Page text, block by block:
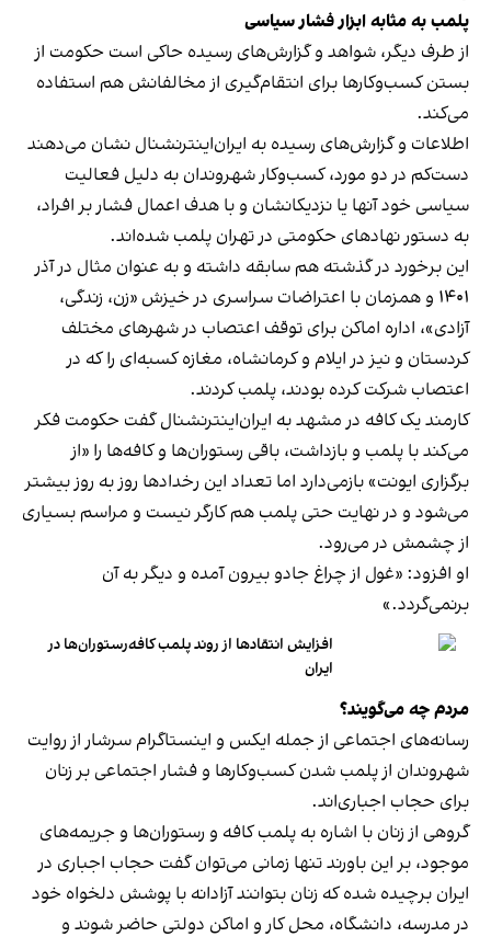
پلمب به مثابه ابزار فشار سیاسی
از طرف دیگر، شواهد و گزارش‌های رسیده حاکی است حکومت از
بستن کسب‌وکارها برای انتقام‌گیری از مخالفانش هم استفاده
می‌کند.
اطلاعات و گزارش‌های رسیده به ایران‌اینترنشنال نشان می‌دهند
دست‌کم در دو مورد، کسب‌وکار شهروندان به دلیل فعالیت
سیاسی خود آنها یا نزدیکانشان و با هدف اعمال فشار بر افراد،
به دستور نهادهای حکومتی در تهران پلمب شده‌اند.
این برخورد در گذشته هم سابقه داشته و به عنوان مثال در آذر
۱۴۰۱ و همزمان با اعتراضات سراسری در خیزش «زن، زندگی،
آزادی»، اداره اماکن برای توقف اعتصاب در شهرهای مختلف
کردستان و نیز در ایلام و کرمانشاه، مغازه کسبه‌ای را که در
اعتصاب شرکت کرده بودند، پلمب کردند.
کارمند یک کافه در مشهد به ایران‌اینترنشنال گفت حکومت فکر
می‌کند با پلمب و بازداشت، باقی رستوران‌ها و کافه‌ها را «از
برگزاری ایونت» بازمی‌دارد اما تعداد این رخدادها روز به روز بیشتر
می‌شود و در نهایت حتی پلمب هم کارگر نیست و مراسم بسیاری
از چشمش در می‌رود.
او افزود: «غول از چراغ جادو بیرون آمده و دیگر به آن
برنمی‎‌گردد.»
افزایش انتقادها از روند پلمب کافه‌رستوران‌ها در
ایران
مردم چه می‌گویند؟
رسانه‎‌های اجتماعی از جمله ایکس و اینستاگرام سرشار از روایت
شهروندان از پلمب شدن کسب‌وکارها و فشار اجتماعی بر زنان
برای حجاب اجباری‌اند.
گروهی از زنان با اشاره به پلمب کافه و رستوران‌ها و جریمه‌های
موجود، بر این باورند تنها زمانی می‌توان گفت حجاب اجباری در
ایران برچیده شده که زنان بتوانند آزادانه با پوشش دلخواه خود
در مدرسه، دانشگاه، محل کار و اماکن دولتی حاضر شوند و